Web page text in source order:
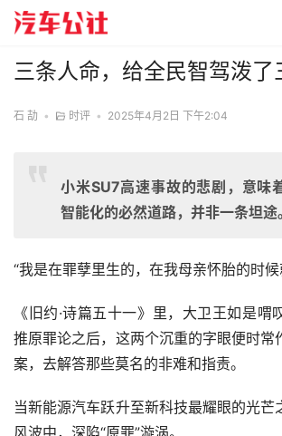
三条人命，给全民智驾泼了
石 劼 • 时评 • 2025年4月2日 下午2:04
小米SU7高速事故的悲剧，意味
智能化的必然道路，并非一条坦途。
“我是在罪孽里生的，在我母亲怀胎的时
《旧约·诗篇五十一》里，大卫王如是喟
推原罪论之后，这两个沉重的字眼便时常
案，去解答那些莫名的非难和指责。
当新能源汽车跃升至新科技最耀眼的光芒
风波中，深陷“原罪”漩涡。